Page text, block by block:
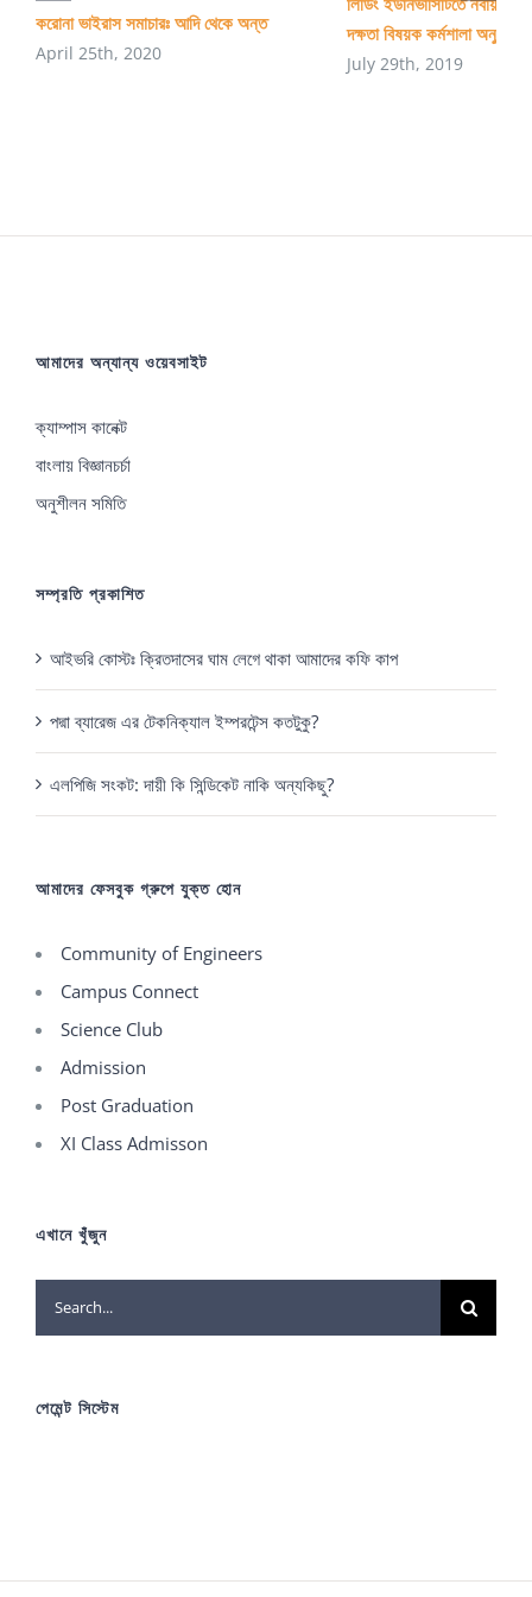
করবে?
করোনা ভাইরাস সমাচারঃ আদি থেকে অন্ত
April 25th, 2020
দক্ষতা বিষয়ক কর্মশালা অনুষ্ঠিত
July 29th, 2019
আমাদের অন্যান্য ওয়েবসাইট
ক্যাম্পাস কানেক্ট
বাংলায় বিজ্ঞানচর্চা
অনুশীলন সমিতি
সম্প্রতি প্রকাশিত
আইভরি কোস্টঃ ক্রিতদাসের ঘাম লেগে থাকা আমাদের কফি কাপ
পদ্মা ব্যারেজ এর টেকনিক্যাল ইম্পরটেন্স কতটুকু?
এলপিজি সংকট: দায়ী কি সিন্ডিকেট নাকি অন্যকিছু?
আমাদের ফেসবুক গ্রুপে যুক্ত হোন
Community of Engineers
Campus Connect
Science Club
Admission
Post Graduation
XI Class Admisson
এখানে খুঁজুন
Search
for:
পেমেন্ট সিস্টেম